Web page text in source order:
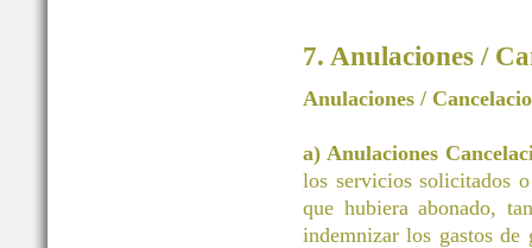
7. Anulaciones /
Anulaciones /
a) Anulaciones
los servicios solicitados
que hubiera abonado,
indemnizar los gastos